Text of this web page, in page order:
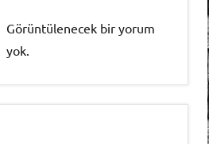
Görüntülenecek bir yorum
yok.